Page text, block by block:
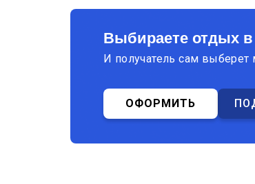
Выбираете отдых
И получатель сам выберет
ОФОРМИТЬ